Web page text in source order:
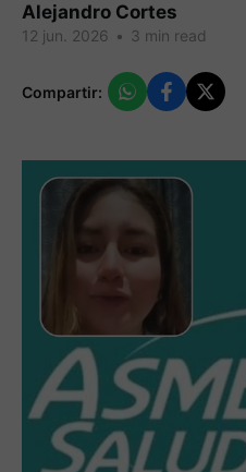
Alejandro Cortes
12 jun. 2026 • 3 min read
Compartir: